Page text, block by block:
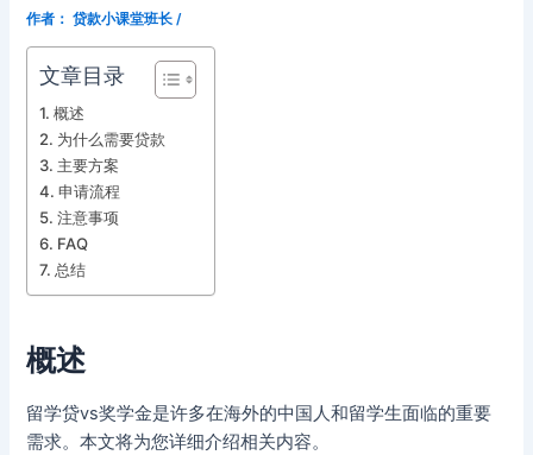
作者： 贷款小课堂班长 /
文章目录
概述
为什么需要贷款
主要方案
申请流程
注意事项
FAQ
总结
概述
留学贷vs奖学金是许多在海外的中国人和留学生面临的重要
需求。本文将为您详细介绍相关内容。